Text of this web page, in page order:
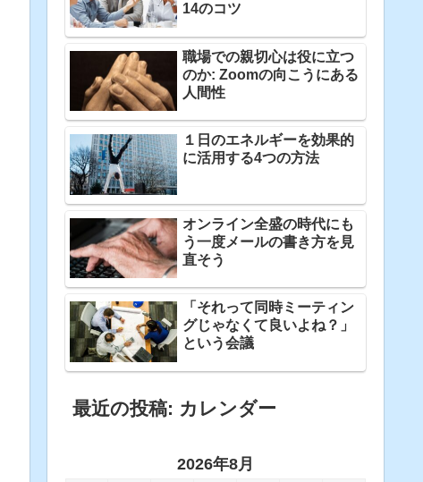
14のコツ
職場での親切心は役に立つ
のか: Zoomの向こうにある
人間性
１日のエネルギーを効果的
に活用する4つの方法
オンライン全盛の時代にも
う一度メールの書き方を見
直そう
「それって同時ミーティン
グじゃなくて良いよね？」
という会議
最近の投稿: カレンダー
2026年8月